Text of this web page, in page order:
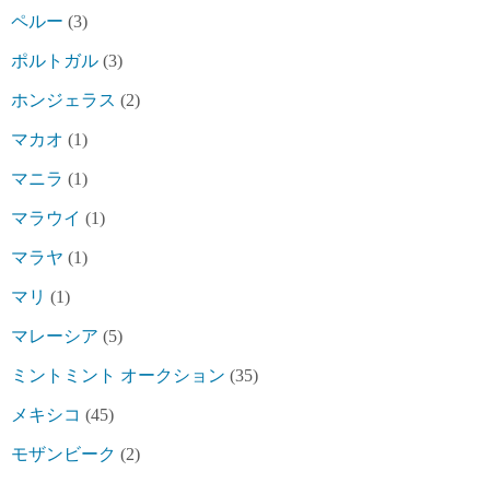
ペルー (3)
ポルトガル (3)
ホンジェラス (2)
マカオ (1)
マニラ (1)
マラウイ (1)
マラヤ (1)
マリ (1)
マレーシア (5)
ミントミント オークション (35)
メキシコ (45)
モザンビーク (2)